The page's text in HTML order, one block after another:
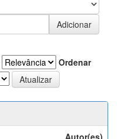
Ordenar
Autor(es)